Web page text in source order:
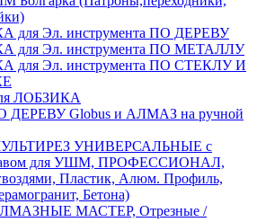
для Эл. инструмента ПО ДЕРЕВУ
для Эл. инструмента ПО МЕТАЛЛУ
для Эл. инструмента ПО СТЕКЛУ И
ЛОБЗИКА
Globus и АЛМАЗ на ручной
УНИВЕРСАЛЬНЫЕ с
для УШМ, ПРОФЕССИОНАЛ,
Пластик, Алюм. Профиль,
Бетона)
МАСТЕР, Отрезные /